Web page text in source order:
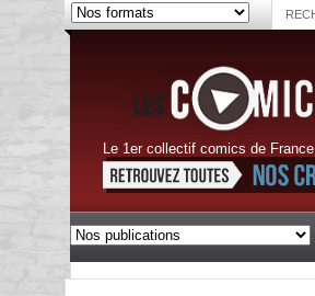
Le 1er collectif comics de France